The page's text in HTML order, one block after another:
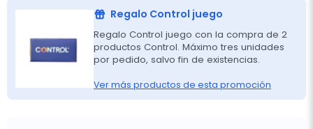
Regalo Control juego
Regalo Control juego con la compra de 2
productos Control. Máximo tres unidades
por pedido, salvo fin de existencias.
Ver más productos de esta promoción